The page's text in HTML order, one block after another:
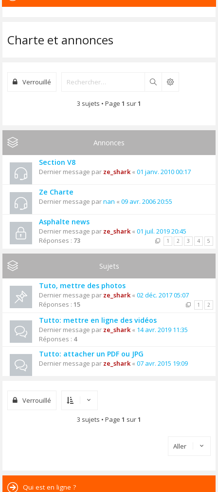
Charte et annonces
Verrouillé Rechercher
3 sujets • Page 1 sur1
Annonces
Section V8
Dernier message par ze_shark« 01 janv. 2010 00:17
Ze Charte
Dernier message parnan « 09 avr. 2006 20:55
Asphalte news
Dernier message par ze_shark« 01 juil. 2019 20:45
Réponses : 73 1 2 3 4 5
Sujets
Tuto, mettre des photos
Dernier message par ze_shark« 02 déc. 2017 05:07
Réponses : 15 1 2
Tutto: mettre en ligne des vidéos
Dernier message par ze_shark« 14 avr. 2019 11:35
Réponses : 4
Tutto: attacher un PDF ou JPG
Dernier message par ze_shark« 07 avr. 2015 19:09
Verrouillé
3 sujets • Page 1 sur1
Aller
Qui est en ligne ?